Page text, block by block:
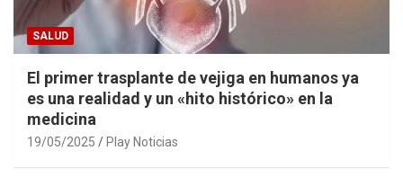
SALUD
El primer trasplante de vejiga en humanos ya
es una realidad y un «hito histórico» en la
medicina
19/05/2025 Play Noticias